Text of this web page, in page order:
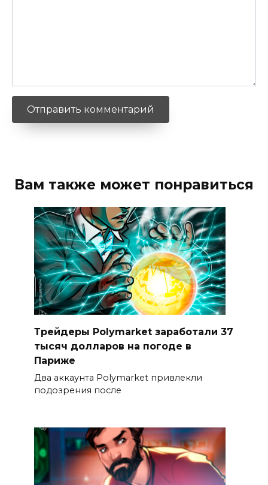
Вам также может понравиться
Трейдеры Polymarket заработали 37
тысяч долларов на погоде в
Париже
Два аккаунта Polymarket привлекли
подозрения после